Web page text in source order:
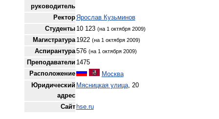
руководитель
РекторЯрослав Кузьминов
Студенты 10 123 (на 1 октября 2009)
Магистратура 1922 (на 1 октября 2009)
Аспирантура576 (на 1 октября 2009)
Преподаватели 1475
Расположение
Москва
Юридический
адрес
Мясницкая улица, 20
Сайт hse.ru